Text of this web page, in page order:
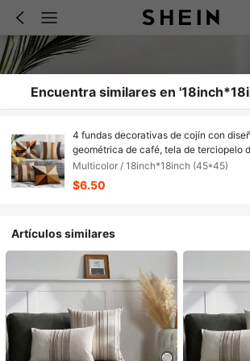
Encuentra similares en
4 fundas decorativas de cojín con
geométrica de café, tela de terciopelo
la piel, impresión unilateral de
hogar, dormitorio, sala de estar, sofá,
Multicolor / 18inch*18inch (45*45)
$6.50
Artículos similares